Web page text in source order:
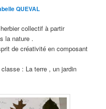
QUEVAL
collectif à partir
la nature .
de créativité en composant
: La terre , un jardin